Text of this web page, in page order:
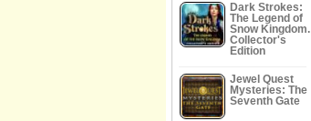
Dark Strokes:
The Legend of
Snow Kingdom.
Collector's
Edition
Jewel Quest
Mysteries: The
Seventh Gate